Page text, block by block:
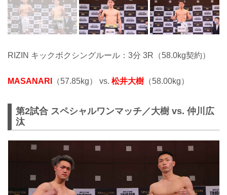
RIZIN キックボクシングルール：3分 3R（58.0kg契約）
MASANARI （57.85kg） vs. 松井大樹 （58.00kg）
第2試合 スペシャルワンマッチ／大樹 vs. 仲川広
汰